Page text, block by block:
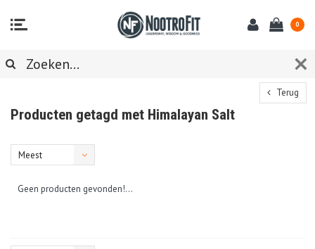
0
Terug
Producten getagd met Himalayan Salt
Meest
Geen producten gevonden!...